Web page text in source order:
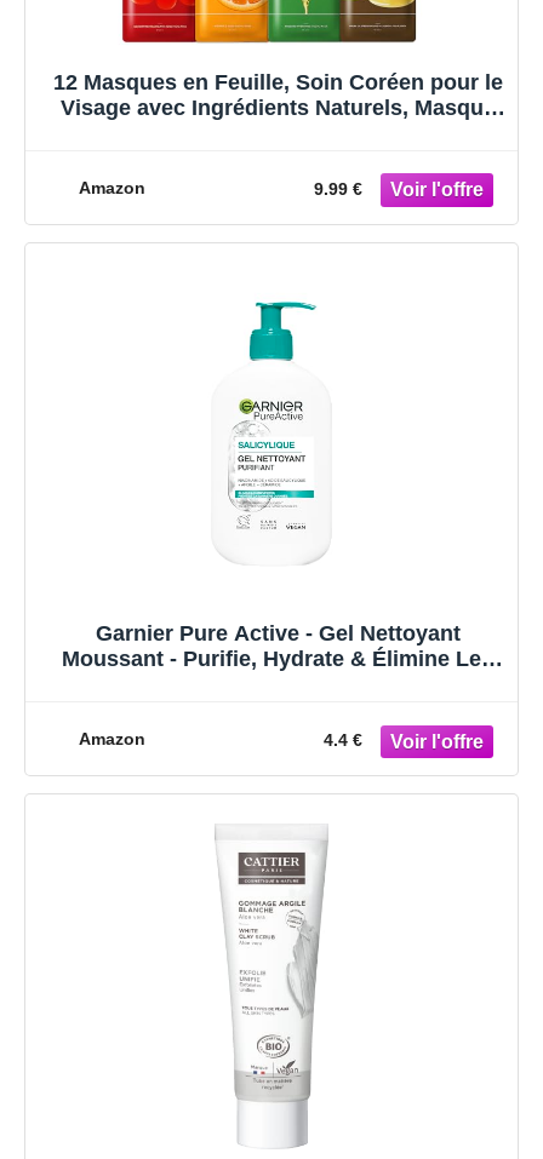
12 Masques en Feuille, Soin Coréen pour le
Visage avec Ingrédients Naturels, Masque
Amazon 9.99 €
Garnier Pure Active - Gel Nettoyant
Moussant - Purifie, Hydrate & Élimine Les
de Peaux - 250 ml
Amazon 4.4 €